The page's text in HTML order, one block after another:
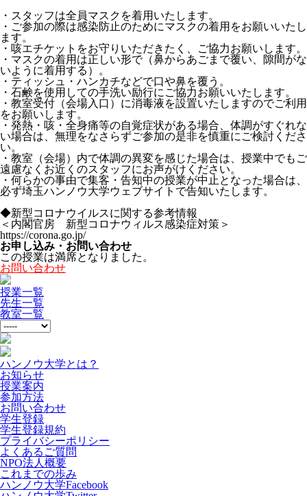
・スタッフは全員マスクを着用いたします。
・ご参加の際は感染防止のためにマスクの着用をお願いいたし
ます。
・咳エチケットをお守りいただきたく、ご協力お願いします。
・マスクの着用は正しい形で（鼻からあごまで覆い、隙間がな
いように着用する）。
・ティッシュ・ハンカチなどで口や鼻を覆う。
・石鹸を使用しての手洗い励行にご協力お願いいたします。
・教室受付（会場入口）に消毒液を設置いたしますのでご利用
をお願いします。
・発熱・咳・全身痛等の自覚症状がある場合、体調がすぐれな
い場合は、無理をなさらずご参加の是非を慎重にご検討くださ
い。
・教室（会場）内で体調の異変を感じた場合は、授業中でもご
遠慮なくお近くのスタッフにお声がけください。
・何らかの事由で集客・告知中の授業が中止となった場合は、
必ず埼玉ハンノウ大学ウェブサイトで告知いたします。
◆新型コロナウイルスに関する参考情報
＜内閣官房 新型コロナウィルス感染症対策＞
https://corona.go.jp/
お申し込み・お問い合わせ
この授業は満席となりました。
お問い合わせ
授業一覧
先生一覧
教室一覧
ハンノウ大学とは？
お知らせ
授業案内
参加方法
お問い合わせ
学生登録
学生登録規約
プライバシーポリシー
よくあるご質問
NPO法人概要
これまでの歩み
ハンノウ大学Facebook